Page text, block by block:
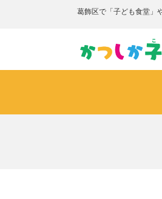
葛飾区で「子ども食堂」